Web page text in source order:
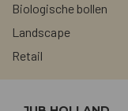
Biologische bollen
Landscape
Retail